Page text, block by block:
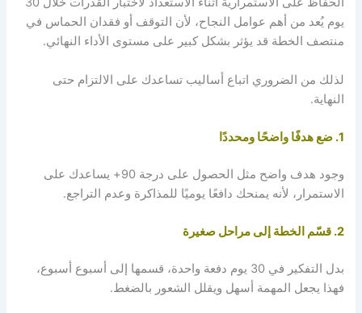
يوم يُعد من أهم عوامل النجاح، لأن التوقف أو فقدان الحماس في
منتصف الخطة قد يؤثر بشكل كبير على مستوى الأداء النهائي.
لذلك من الضروري اتباع أساليب تساعدك على الالتزام حتى
النهاية.
1. ضع هدفًا واضحًا ومحددًا
وجود هدف واضح مثل الحصول على درجة 90+ يساعدك على
الاستمرار، لأنه يمنحك دافعًا يوميًا للمذاكرة وعدم التراجع.
2. قسّم الخطة إلى مراحل صغيرة
بدل التفكير في 30 يوم دفعة واحدة، قسمها إلى أسبوع أسبوع،
فهذا يجعل المهمة أسهل ويقلل الشعور بالضغط.